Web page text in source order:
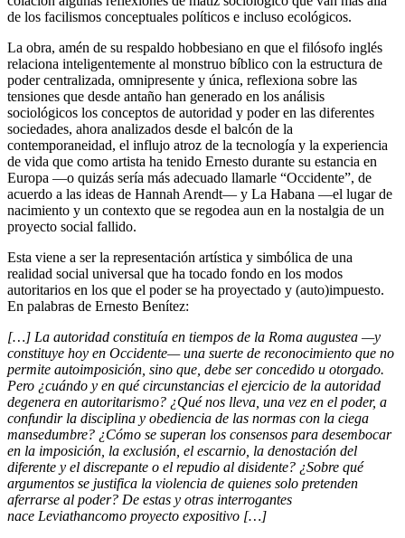
de los facilismos conceptuales políticos e incluso ecológicos.
La obra, amén de su respaldo hobbesiano en que el filósofo inglés
relaciona inteligentemente al monstruo bíblico con la estructura de
poder centralizada, omnipresente y única, reflexiona sobre las
tensiones que desde antaño han generado en los análisis
sociológicos los conceptos de autoridad y poder en las diferentes
sociedades, ahora analizados desde el balcón de la
contemporaneidad, el influjo atroz de la tecnología y la experiencia
de vida que como artista ha tenido Ernesto durante su estancia en
Europa —o quizás sería más adecuado llamarle “Occidente”, de
acuerdo a las ideas de Hannah Arendt— y La Habana —el lugar de
nacimiento y un contexto que se regodea aun en la nostalgia de un
proyecto social fallido.
Esta viene a ser la representación artística y simbólica de una
realidad social universal que ha tocado fondo en los modos
autoritarios en los que el poder se ha proyectado y (auto)impuesto.
En palabras de Ernesto Benítez:
[…] La autoridad constituía en tiempos de la Roma augustea —y
constituye hoy en Occidente— una suerte de reconocimiento que no
permite autoimposición, sino que, debe ser concedido u otorgado.
Pero ¿cuándo y en qué circunstancias el ejercicio de la autoridad
degenera en autoritarismo? ¿Qué nos lleva, una vez en el poder, a
confundir la disciplina y obediencia de las normas con la ciega
mansedumbre? ¿Cómo se superan los consensos para desembocar
en la imposición, la exclusión, el escarnio, la denostación del
diferente y el discrepante o el repudio al disidente? ¿Sobre qué
argumentos se justifica la violencia de quienes solo pretenden
aferrarse al poder? De estas y otras interrogantes
nace Leviathancomo proyecto expositivo […]